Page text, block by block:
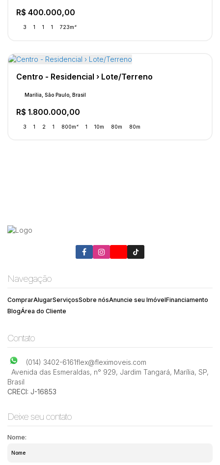
R$ 400.000,00
3 1 1 1 723m²
Centro - Residencial › Lote/Terreno
R$ 1.800.000,00
Marília, São Paulo, Brasil
3 1 2 1 800m² 1 10m 80m 80m
Navegação
ComprarAlugarServiçosSobre nósAnuncie seu ImóvelFinanciamento
BlogÁrea do Cliente
Contato
(014) 3402-6161flex@fleximoveis.com
Avenida das Esmeraldas, n° 929, Jardim Tangará, Marília, SP,
Brasil
CRECI: J-16853
Deixe seu contato
Nome: